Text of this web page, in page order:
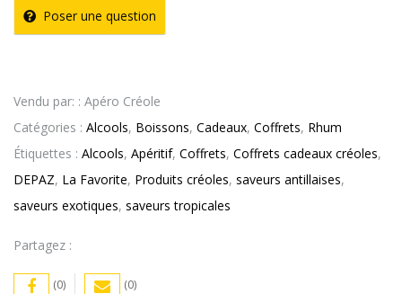
Poser une question
Vendu par: : Apéro Créole
Catégories : Alcools, Boissons, Cadeaux, Coffrets, Rhum
Étiquettes : Alcools, Apéritif, Coffrets, Coffrets cadeaux créoles,
DEPAZ, La Favorite, Produits créoles, saveurs antillaises,
saveurs exotiques, saveurs tropicales
Partagez :
(0) (0)